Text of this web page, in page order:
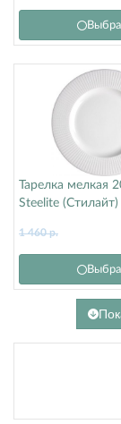
Тарелка мелкая
Steelite
1 460р.